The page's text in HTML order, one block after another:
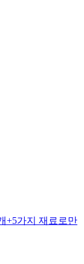
+5가지 재료로만